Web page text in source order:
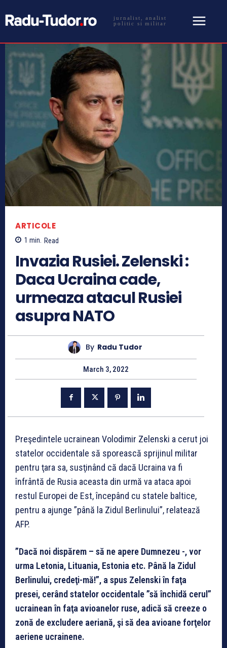
jurnalist, analist
politic si militar
ARTICOLE
1 min. Read
Invazia Rusiei. Zelenski :
Daca Ucraina cade,
urmeaza atacul Rusiei
asupra NATO
By Radu Tudor
March 3, 2022
Preşedintele ucrainean Volodimir Zelenski a cerut joi
statelor occidentale să sporească sprijinul militar
pentru ţara sa, susţinând că dacă Ucraina va fi
înfrântă de Rusia aceasta din urmă va ataca apoi
restul Europei de Est, începând cu statele baltice,
pentru a ajunge ”până la Zidul Berlinului”, relatează
AFP.
”Dacă noi dispărem – să ne apere Dumnezeu -, vor
urma Letonia, Lituania, Estonia etc. Până la Zidul
Berlinului, credeţi-mă!”, a spus Zelenski în faţa
presei, cerând statelor occidentale ”să închidă cerul”
ucrainean în faţa avioanelor ruse, adică să creeze o
zonă de excludere aeriană, şi să dea avioane forţelor
aeriene ucrainene.